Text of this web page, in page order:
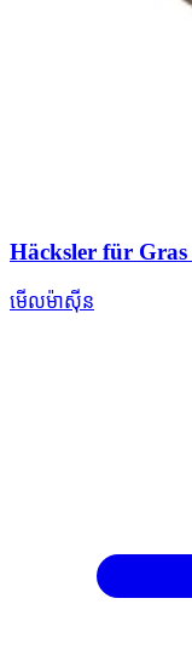
Häcksler für Gras
មើលម៉ាស៊ីន